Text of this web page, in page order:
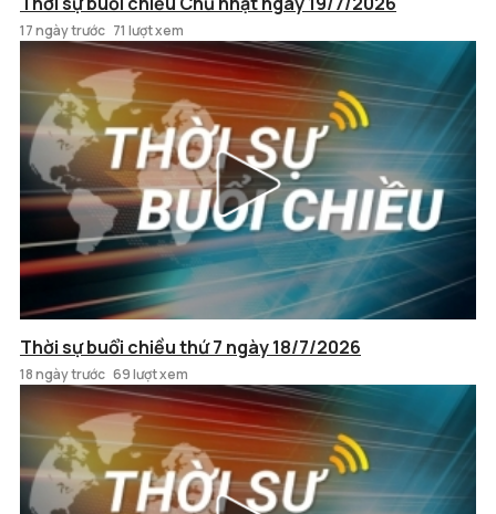
17 ngày trước 71 lượt xem
Thời sự buổi chiều thứ 7 ngày 18/7/2026
18 ngày trước 69 lượt xem